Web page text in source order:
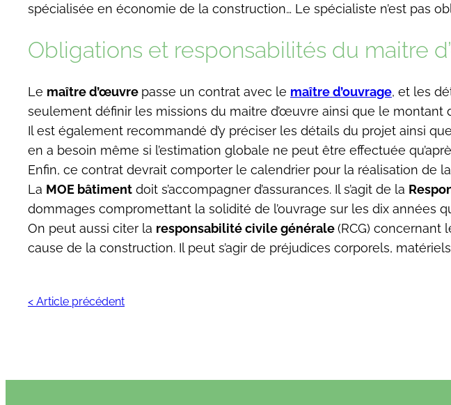
spécialisée en économie de la construction… Le spécialiste n’est pas
Obligations et responsabilités du maitre
Le maître d’œuvre passe un contrat avec le maître d’ouvrage, et les
seulement définir les missions du maitre d’œuvre ainsi que le
Il est également recommandé d’y préciser les détails du projet ainsi
en a besoin même si l’estimation globale ne peut être effectuée
Enfin, ce contrat devrait comporter le calendrier pour la réalisation de
La MOE bâtiment doit s’accompagner d’assurances. Il s’agit de la
dommages compromettant la solidité de l’ouvrage sur les dix années
On peut aussi citer la responsabilité civile générale(RCG) concernant
cause de la construction. Il peut s’agir de préjudices corporels,
< Article précédent